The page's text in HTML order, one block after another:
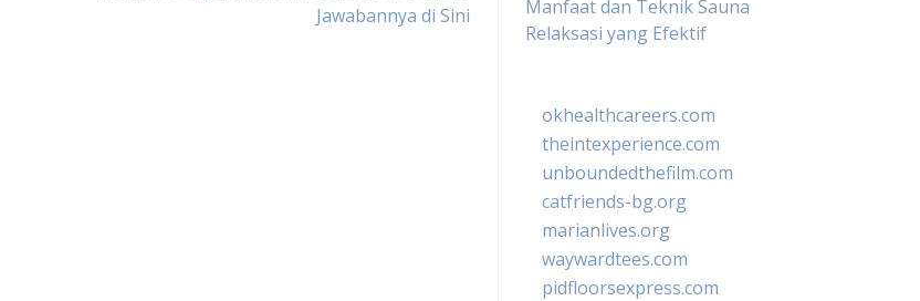
Jawabannya di Sini
Manfaat dan Teknik Sauna
Relaksasi yang Efektif
okhealthcareers.com
theintexperience.com
unboundedthefilm.com
catfriends-bg.org
marianlives.org
waywardtees.com
pidfloorsexpress.com